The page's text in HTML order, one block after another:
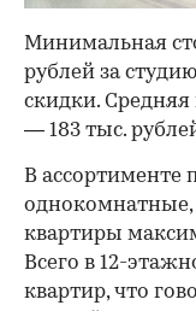
Минимальная
рублей за
скидки. Средняя
— 183 тыс.
В ассортименте
однокомнатные,
квартиры
Всего в 12-
квартир, что